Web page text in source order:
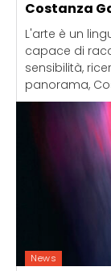
Costanza
L'arte è un
capace di
sensibilità,
panorama,
News